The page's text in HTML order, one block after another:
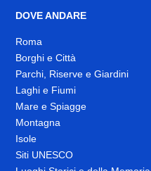
DOVE ANDARE
Roma
Borghi e Città
Parchi, Riserve e Giardini
Laghi e Fiumi
Mare e Spiagge
Montagna
Isole
Siti UNESCO